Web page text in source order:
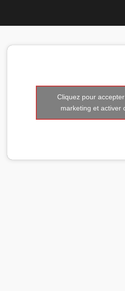
Cliquez pour
marketing et activer